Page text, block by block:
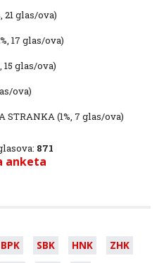
21 glas/ova)
17 glas/ova)
15 glas/ova)
ova)
STRANKA(1%, 7 glas/ova)
871
anketa
BPK SBK HNK
ZHK